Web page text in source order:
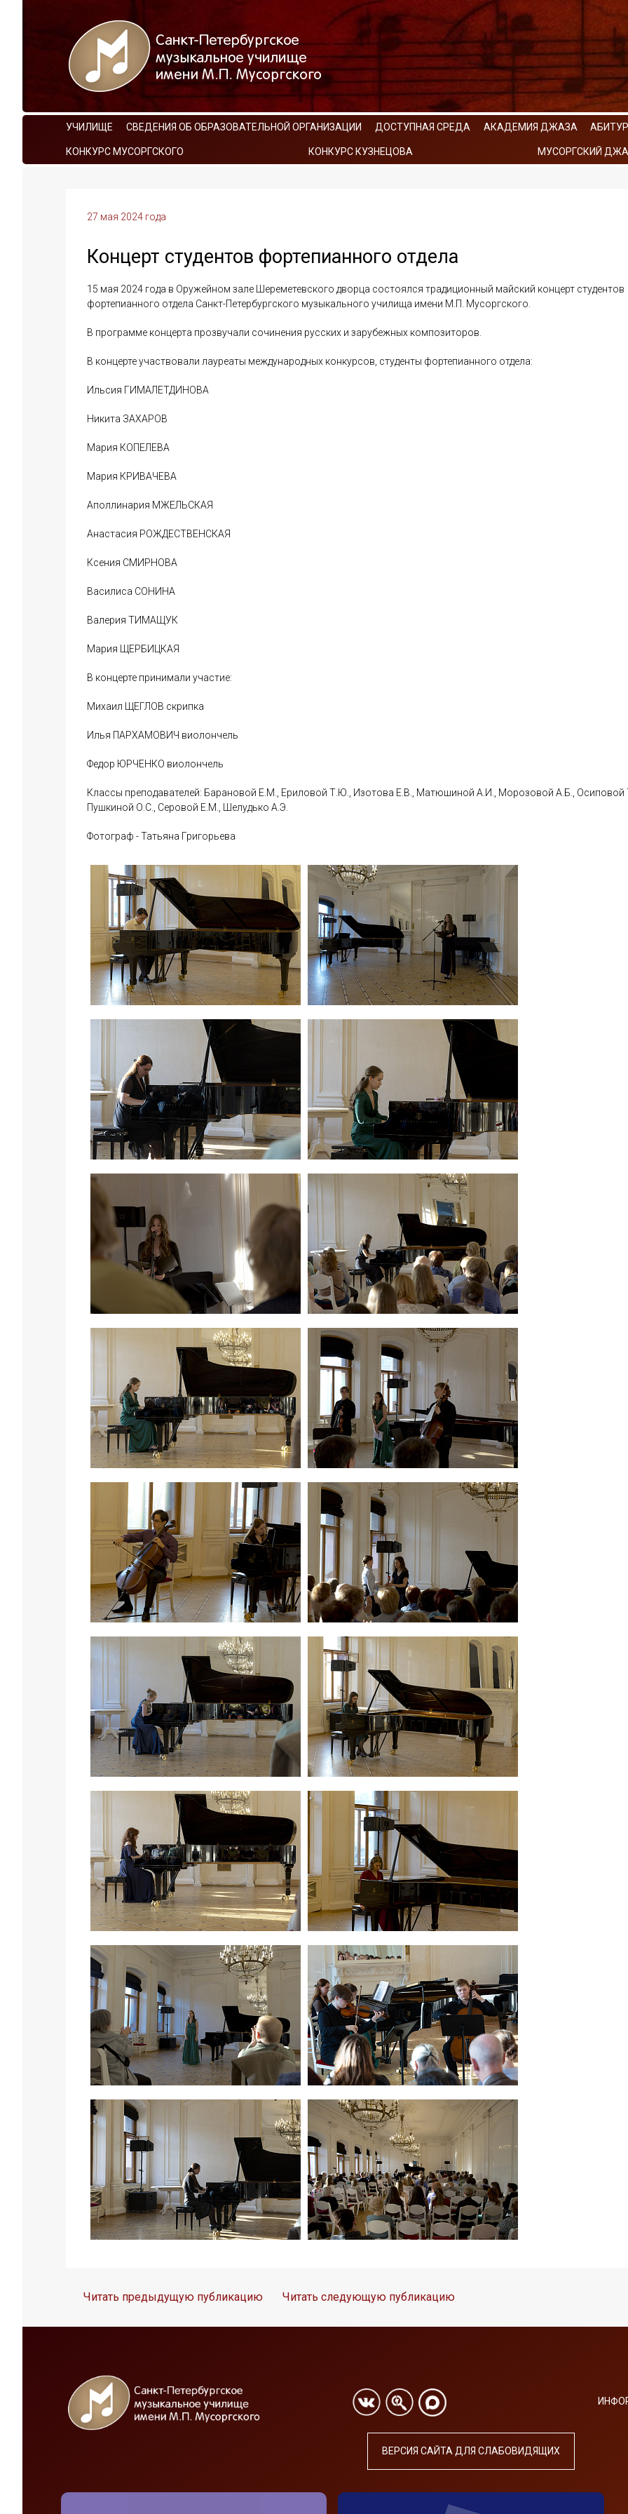
УЧИЛИЩЕ СВЕДЕНИЯ ОБ ОБРАЗОВАТЕЛЬНОЙ ОРГАНИЗАЦИИ ДОСТУПНАЯ СРЕДА АКАДЕМИЯ ДЖАЗА
КОНКУРС МУСОРГСКОГО КОНКУРС КУЗНЕЦОВА МУСОРГСКИЙ
27 мая 2024 года
Концерт студентов фортепианного отдела
15 мая 2024 года в Оружейном зале Шереметевского дворца состоялся традиционный майский концерт студентов
фортепианного отдела Санкт-Петербургского музыкального училища имени М.П. Мусоргского.
В программе концерта прозвучали сочинения русских и зарубежных композиторов.
В концерте участвовали лауреаты международных конкурсов, студенты фортепианного отдела:
Ильсия ГИМАЛЕТДИНОВА
Никита ЗАХАРОВ
Мария КОПЕЛЕВА
Мария КРИВАЧЕВА
Аполлинария МЖЕЛЬСКАЯ
Анастасия РОЖДЕСТВЕНСКАЯ
Ксения СМИРНОВА
Василиса СОНИНА
Валерия ТИМАЩУК
Мария ЩЕРБИЦКАЯ
В концерте принимали участие:
Михаил ЩЕГЛОВ скрипка
Илья ПАРХАМОВИЧ виолончель
Федор ЮРЧЕНКО виолончель
Классы преподавателей: Барановой Е.М., Ериловой Т.Ю., Изотова Е.В., Матюшиной А.И., Морозовой А.Б., Осиповой
Пушкиной О.С., Серовой Е.М., Шелудько А.Э.
Фотограф - Татьяна Григорьева
Читать предыдущую публикацию Читать следующую публикацию
ВЕРСИЯ САЙТА ДЛЯ СЛАБОВИДЯЩИХ